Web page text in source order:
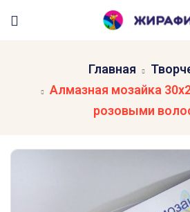
Главная
Алмазная мозайка
розовыми